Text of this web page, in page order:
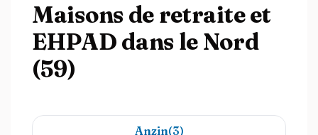
Maisons de retraite et
EHPAD dans le Nord
(59)
Anzin(3)